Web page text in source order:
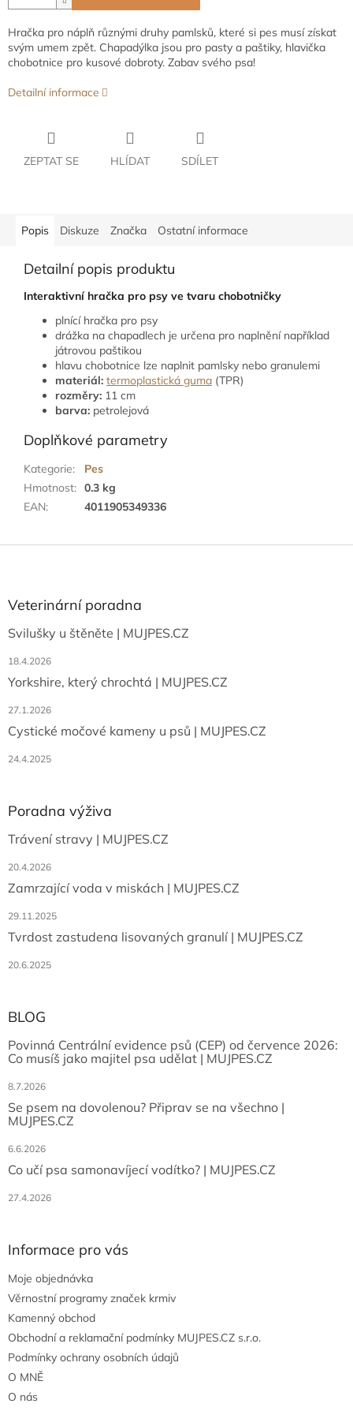
Hračka pro náplň různými druhy pamlsků, které si pes musí získat
svým umem zpět. Chapadýlka jsou pro pasty a paštiky, hlavička
chobotnice pro kusové dobroty. Zabav svého psa!
Detailní informace
ZEPTAT SE HLÍDAT SDÍLET
Popis Diskuze Značka Ostatní informace
Detailní popis produktu
Interaktivní hračka pro psy ve tvaru chobotničky
plnící hračka pro psy
drážka na chapadlech je určena pro naplnění například
játrovou paštikou
hlavu chobotnice lze naplnit pamlsky nebo granulemi
materiál: termoplastická guma (TPR)
rozměry: 11 cm
barva: petrolejová
Doplňkové parametry
Kategorie:
Pes
Hmotnost: 0.3 kg
EAN: 4011905349336
aVeterinární poradna
Svilušky u štěněte | MUJPES.CZ
18.4.2026
Yorkshire, který chrochtá | MUJPES.CZ
27.1.2026
Cystické močové kameny u psů | MUJPES.CZ
24.4.2025
Poradna výživa
Trávení stravy | MUJPES.CZ
20.4.2026
Zamrzající voda v miskách | MUJPES.CZ
29.11.2025
Tvrdost zastudena lisovaných granulí | MUJPES.CZ
20.6.2025
BLOG
Povinná Centrální evidence psů (CEP) od července 2026:
Co musíš jako majitel psa udělat | MUJPES.CZ
8.7.2026
Se psem na dovolenou? Připrav se na všechno |
MUJPES.CZ
6.6.2026
Co učí psa samonavíjecí vodítko? | MUJPES.CZ
27.4.2026
Informace pro vás
Moje objednávka
Věrnostní programy značek krmiv
Kamenný obchod
Obchodní a reklamační podmínky MUJPES.CZ s.r.o.
Podmínky ochrany osobních údajů
O MNĚ
O nás